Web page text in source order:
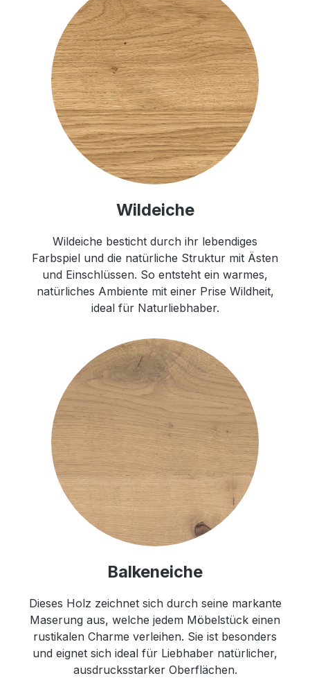
Wildeiche
Wildeiche besticht durch ihr lebendiges
Farbspiel und die natürliche Struktur mit Ästen
und Einschlüssen. So entsteht ein warmes,
natürliches Ambiente mit einer Prise Wildheit,
ideal für Naturliebhaber.
Balkeneiche
Dieses Holz zeichnet sich durch seine markante
Maserung aus, welche jedem Möbelstück einen
rustikalen Charme verleihen. Sie ist besonders
und eignet sich ideal für Liebhaber natürlicher,
ausdrucksstarker Oberflächen.